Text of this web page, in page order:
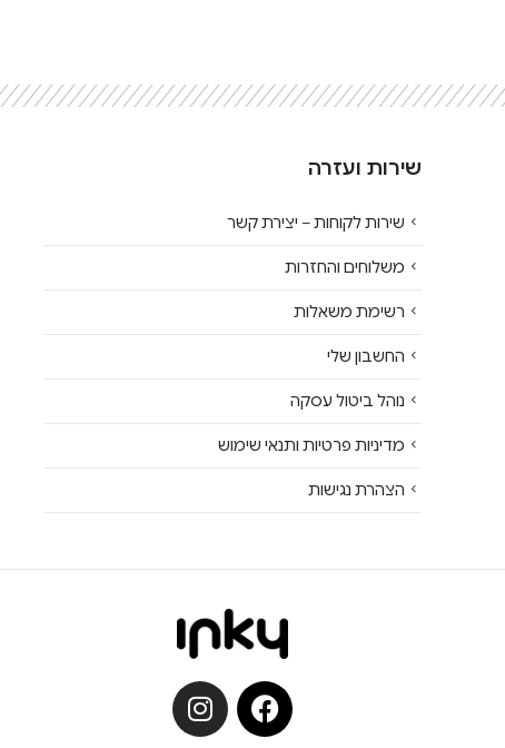
שירות ועזרה
שירות לקוחות – יצירת קשר
משלוחים והחזרות
רשימת משאלות
החשבון שלי
נוהל ביטול עסקה
מדיניות פרטיות ותנאי שימוש
הצהרת נגישות